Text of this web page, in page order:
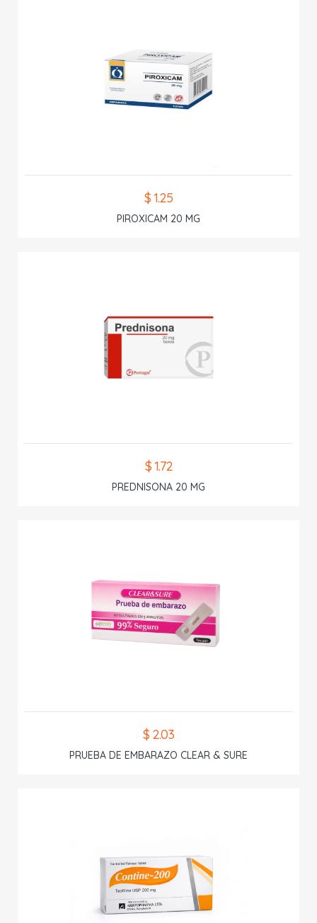
$ 1.25
PIROXICAM 20 MG
$ 1.72
PREDNISONA 20 MG
$ 2.03
PRUEBA DE EMBARAZO CLEAR & SURE